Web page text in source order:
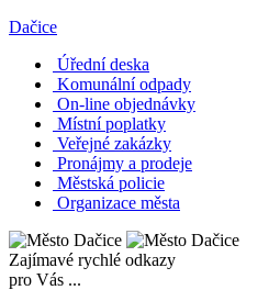
Dačice
Úřední deska
Komunální odpady
On-line objednávky
Místní poplatky
Veřejné zakázky
Pronájmy a prodeje
Městská policie
Organizace města
Zajímavé rychlé odkazy
pro Vás ...